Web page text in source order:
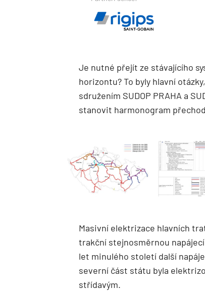
Je nutné přejít ze stávajícího
horizontu? To byly hlavní
sdružením SUDOP PRAHA a
stanovit harmonogram
Masivní elektrizace hlavních
trakční stejnosměrnou napájecí
let minulého století další
severní část státu byla
střídavým.